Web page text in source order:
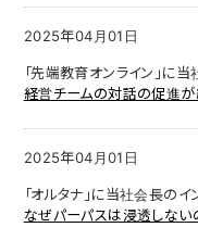
2025年04月01日
「先端教育オンライン」に
経営チームの対話の促進
2025年04月01日
「オルタナ」に当社会長の
なぜパーパスは浸透しない